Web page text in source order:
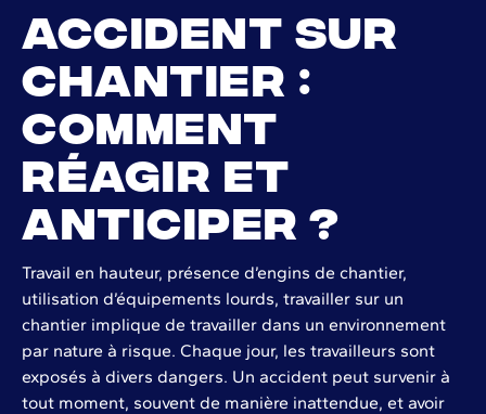
Accident sur
chantier :
comment
réagir et
anticiper ?
Travail en hauteur, présence d’engins de chantier,
utilisation d’équipements lourds, travailler sur un
chantier implique de travailler dans un environnement
par nature à risque. Chaque jour, les travailleurs sont
exposés à divers dangers. Un accident peut survenir à
tout moment, souvent de manière inattendue, et avoir